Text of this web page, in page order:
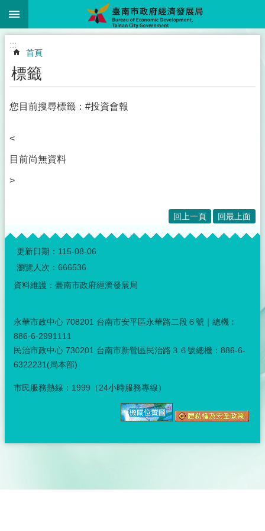
跳到主要內容區塊
:::
首頁
標籤
您目前搜尋標籤：#投資會報
<
目前尚無資料
>
回上一頁 回最上面
:::
更新日期： 115-08-06
瀏覽人次： 666536
資料維護：臺南市政府經濟發展局
永華市政中心 708201 台南市安平區永華路二段６號｜總機︰
886-6-2991111
民治市政中心 730201 台南市新營區民治路３６號總機：886-6-
6322231(局本部)
市民服務熱線：1999（24小時服務專線）